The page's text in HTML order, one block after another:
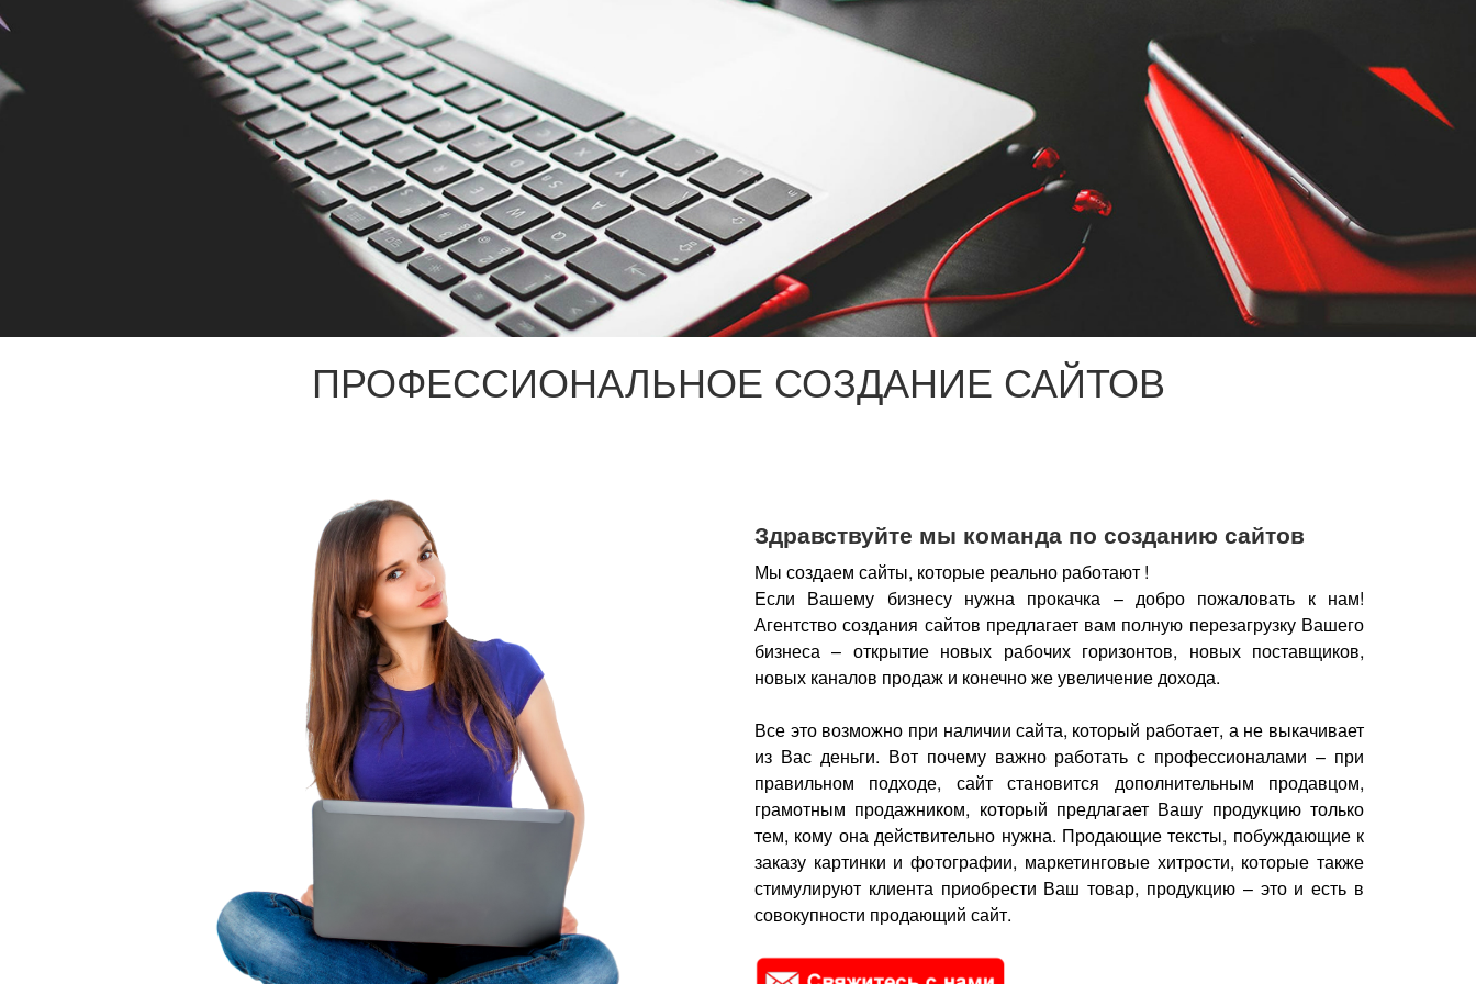
ПРОФЕССИОНАЛЬНОЕ СОЗДАНИЕ САЙТОВ
Здравствуйте мы команда по созданию сайтов
Мы создаем сайты, которые реально работают !
Если Вашему бизнесу нужна прокачка – добро пожаловать к нам!
Агентство создания сайтов предлагает вам полную перезагрузку Вашего
бизнеса – открытие новых рабочих горизонтов, новых поставщиков,
новых каналов продаж и конечно же увеличение дохода.
Все это возможно при наличии сайта, который работает, а не выкачивает
из Вас деньги. Вот почему важно работать с профессионалами – при
правильном подходе, сайт становится дополнительным продавцом,
грамотным продажником, который предлагает Вашу продукцию только
тем, кому она действительно нужна. Продающие тексты, побуждающие к
заказу картинки и фотографии, маркетинговые хитрости, которые также
стимулируют клиента приобрести Ваш товар, продукцию – это и есть в
совокупности продающий сайт.